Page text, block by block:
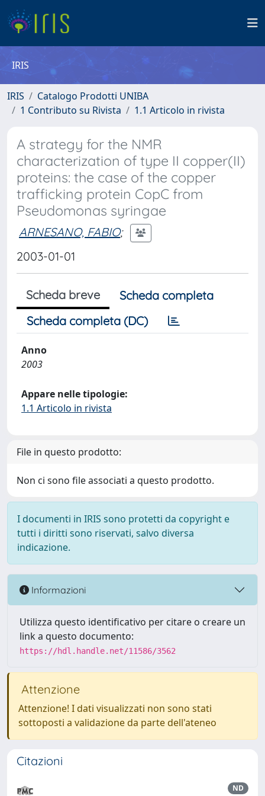
IRIS
IRIS
Catalogo Prodotti UNIBA
1 Contributo su Rivista
1.1 Articolo in rivista
A strategy for the NMR
characterization of type II copper(II)
proteins: the case of the copper
trafficking protein CopC from
Pseudomonas syringae
ARNESANO, FABIO;
2003-01-01
Scheda breve
Scheda completa
Scheda completa (DC)
Anno
2003
Appare nelle tipologie:
1.1 Articolo in rivista
File in questo prodotto:
Non ci sono file associati a questo prodotto.
I documenti in IRIS sono protetti da copyright e
tutti i diritti sono riservati, salvo diversa
indicazione.
Informazioni
Utilizza questo identificativo per citare o creare un
link a questo documento:
https://hdl.handle.net/11586/3562
Attenzione
Attenzione! I dati visualizzati non sono stati
sottoposti a validazione da parte dell'ateneo
Citazioni
ND